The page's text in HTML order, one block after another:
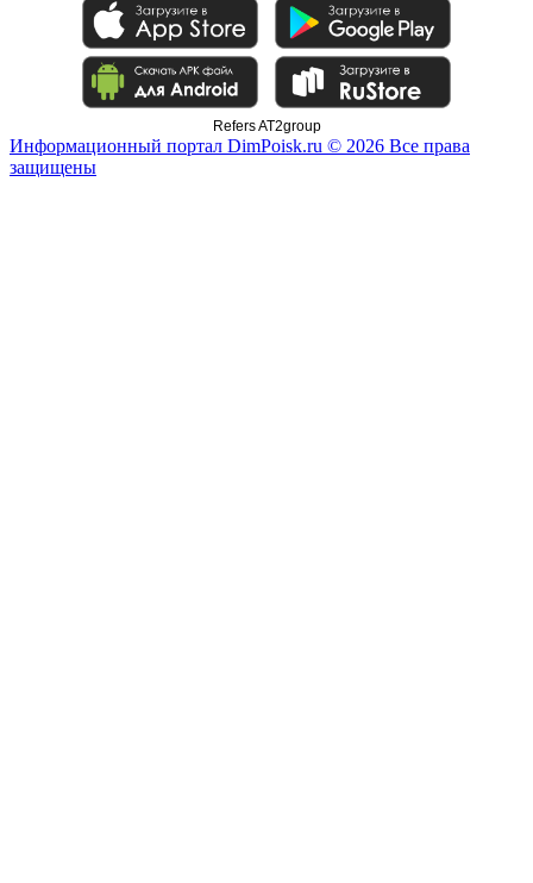
Refers AT2group
Информационный портал DimPoisk.ru © 2026 Все права
защищены